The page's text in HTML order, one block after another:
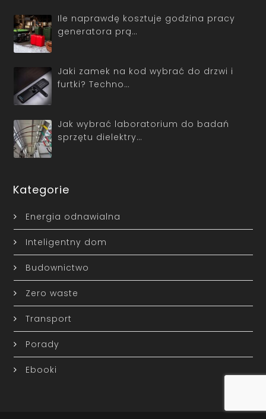
Ile naprawdę kosztuje godzina pracy
generatora prą…
Jaki zamek na kod wybrać do drzwi i
furtki? Techno…
Jak wybrać laboratorium do badań
sprzętu dielektry…
Kategorie
Energia odnawialna
Inteligentny dom
Budownictwo
Zero waste
Transport
Porady
Ebooki